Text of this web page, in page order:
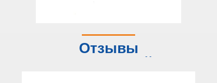
Отзывы
слушателей